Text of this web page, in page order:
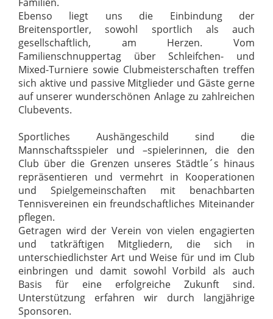
Ebenso
liegt uns die Einbindung
der
Breitensportler,
sowohl sportlich als
auch
gesellschaftlich,
am Herzen.
Vom
Familienschnuppertag
überSchleifchen-
und
Mixed-Turniere sowie Clubmeisterschaften treffen
sich aktive und passive Mitglieder und Gäste gerne
auf unsererwunderschönen Anlage zu zahlreichen
Clubevents.
Sportliches
Aushängeschild sind
die
Mannschaftsspieler
und –spielerinnen, die
den
Club über die Grenzen unseres Städtle´s hinaus
repräsentieren und vermehrt in Kooperationen
und Spielgemeinschaften mit
benachbarten
Tennisvereinen einfreundschaftliches Miteinander
pflegen.
Getragen wird der Verein von vielen engagierten
und
tatkräftigen Mitgliedern, die sich
in
unterschiedlichster Art und Weise für und im Club
einbringen und damit sowohl Vorbild als auch
Basis
für eine erfolgreiche Zukunft
sind.
Unterstützung
erfahren wir durch
langjährige
Sponsoren.